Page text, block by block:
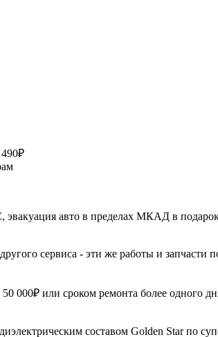
авто в пределах МКАД в
сервиса - эти же работы и запчасти
000₽ или сроком ремонта более одного
составом Golden Star по